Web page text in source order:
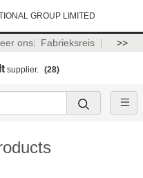
GROUP LIMITED
ons Fabrieksreis >>
supplier. (28)